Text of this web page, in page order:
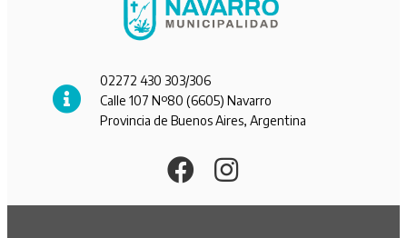
02272 430 303/306
Calle 107 Nº80 (6605) Navarro
Provincia de Buenos Aires, Argentina